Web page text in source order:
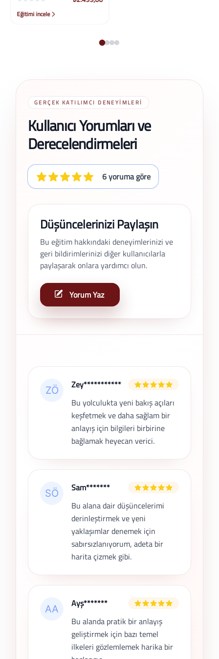
Eğitimi incele
GERÇEK KATILIMCI DENEYIMLERI
Kullanıcı Yorumları ve
Derecelendirmeleri
6 yoruma göre
Düşüncelerinizi Paylaşın
Bu eğitim hakkındaki deneyimlerinizi ve
geri bildirimlerinizi diğer kullanıcılarla
paylaşarak onlara yardımcı olun.
Yorum Yaz
Son Yorumlar
Zey***********
Bu yolculukta yeni bakış açıları
keşfetmek ve daha sağlam bir
anlayış için bilgileri birbirine
bağlamak heyecan verici.
Sam*******
Bu alana dair düşüncelerimi
derinleştirmek ve yeni
yaklaşımlar denemek için
sabırsızlanıyorum, adeta bir
harita çizmek gibi.
Ayş*******
Bu alanda pratik bir anlayış
geliştirmek için bazı temel
ilkeleri gözlemlemek harika bir